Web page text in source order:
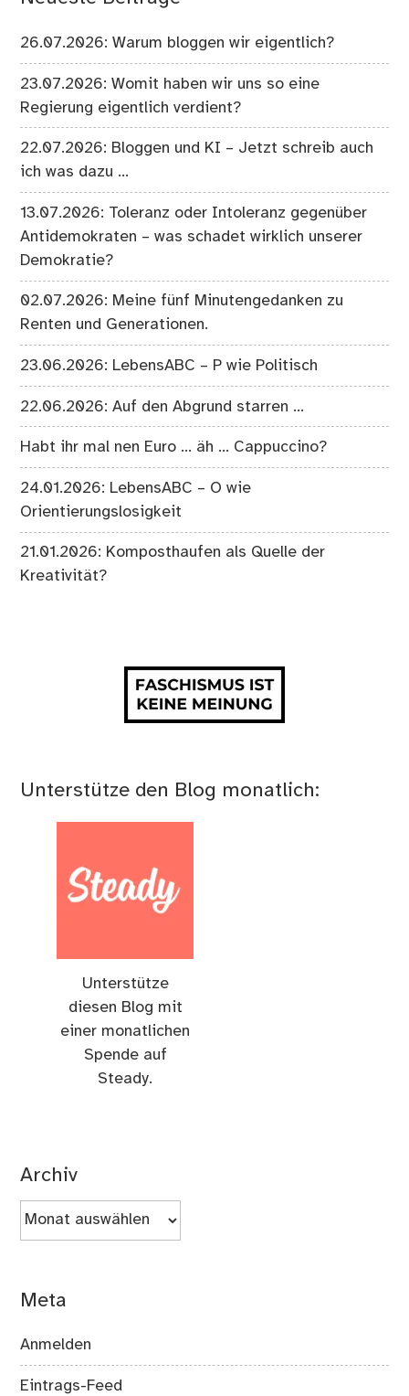
26.07.2026: Warum bloggen wir eigentlich?
23.07.2026: Womit haben wir uns so eine
Regierung eigentlich verdient?
22.07.2026: Bloggen und KI – Jetzt schreib auch
ich was dazu …
13.07.2026: Toleranz oder Intoleranz gegenüber
Antidemokraten – was schadet wirklich unserer
Demokratie?
02.07.2026: Meine fünf Minutengedanken zu
Renten und Generationen.
23.06.2026: LebensABC – P wie Politisch
22.06.2026: Auf den Abgrund starren …
Habt ihr mal nen Euro … äh … Cappuccino?
24.01.2026: LebensABC – O wie
Orientierungslosigkeit
21.01.2026: Komposthaufen als Quelle der
Kreativität?
Unterstütze den Blog monatlich:
Unterstütze
diesen Blog mit
einer monatlichen
Spende auf
Steady.
Archiv
Archiv
Meta
Anmelden
Eintrags-Feed